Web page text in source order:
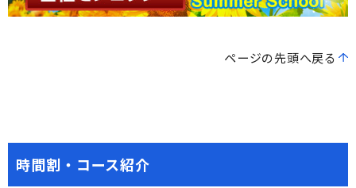
ページの先頭へ戻る
時間割・コース紹介